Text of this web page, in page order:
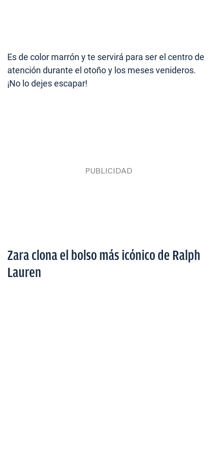
Es de color marrón y te servirá para ser el centro de
atención durante el otoño y los meses venideros.
¡No lo dejes escapar!
Zara clona el bolso más icónico de Ralph
Lauren